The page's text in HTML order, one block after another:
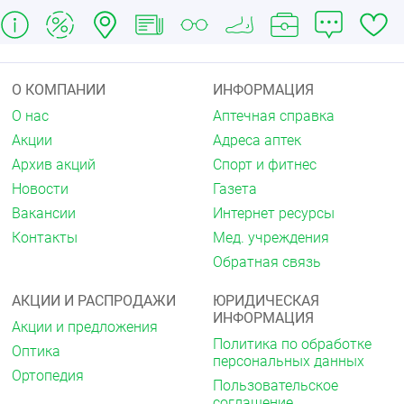
.
Артериальная гипертензия
артериальной гипертензии любой степени тяжести.
систолического, так и диастолического
артериального давления (АД) в положении «лёжа»
Периндоприл уменьшает общее периферическое
сосудистое сопротивление, что приводит к
снижению повышенного АД и улучшению
периферического кровотока без изменения
частоты сердечных сокращений (ЧСС).
почечный кровоток, скорость клубочковой
фильтрации при этом не изменяется.
Антигипертензивное действие препарата достигает
максимума через 4–6 часов после однократного
приёма внутрь и сохраняется в течение 24 часов.
О КОМПАНИИ
О нас
Акции
Архив акций
Новости
Вакансии
Контакты
ИНФОРМАЦИЯ
Аптечная справка
Адреса аптек
Спорт и фитнес
Газета
Интернет ресурсы
Мед. учреждения
Обратная связь
АКЦИИ И РАСПРОДАЖИ
Акции и предложения
Оптика
Ортопедия
ЮРИДИЧЕСКАЯ
ИНФОРМАЦИЯ
Политика по обработке
персональных данных
Пользовательское